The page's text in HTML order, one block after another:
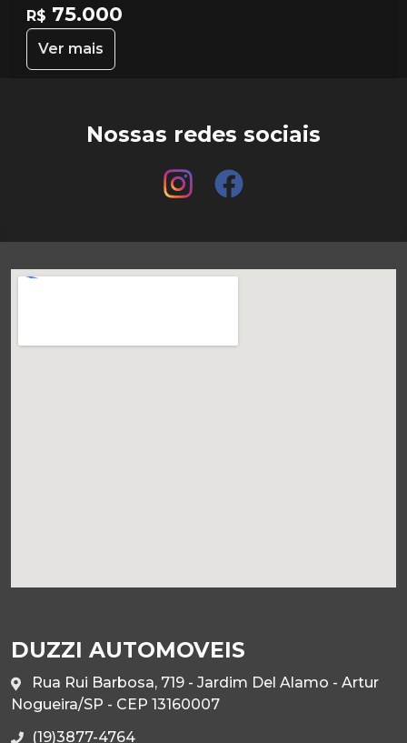
R$ 75.000
Ver mais
Nossas redes sociais
DUZZI AUTOMOVEIS
Rua Rui Barbosa, 719 - Jardim Del Alamo - Artur
Nogueira/SP - CEP 13160007
(19)3877-4764